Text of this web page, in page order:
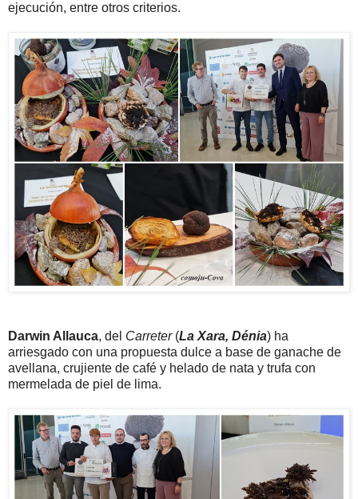
ejecución, entre otros criterios.
Darwin Allauca, del Carreter(La Xara, Dénia) ha
arriesgado con una propuesta dulce a base de ganache de
avellana, crujiente de café y helado de nata y trufa con
mermelada de piel de lima.